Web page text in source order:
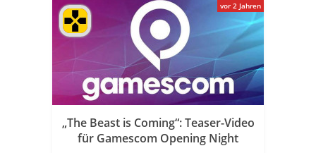
„The Beast is Coming“: Teaser-Video
für Gamescom Opening Night
vor 2 Jahren